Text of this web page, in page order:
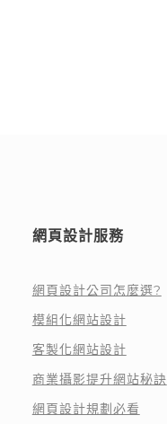
網頁設計服務
網頁設計公司怎麼選?
模組化網站設計
客製化網站設計
商業攝影提升網站秘訣
網頁設計規劃必看